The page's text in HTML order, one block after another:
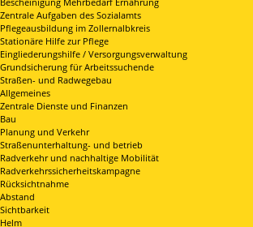
Zentrale Aufgaben des Sozialamts
Pflegeausbildung im Zollernalbkreis
Stationäre Hilfe zur Pflege
Eingliederungshilfe / Versorgungsverwaltung
Grundsicherung für Arbeitssuchende
Straßen- und Radwegebau
Allgemeines
Zentrale Dienste und Finanzen
Bau
Planung und Verkehr
Straßenunterhaltung- und betrieb
Radverkehr und nachhaltige Mobilität
Radverkehrssicherheitskampagne
Rücksichtnahme
Abstand
Sichtbarkeit
Helm